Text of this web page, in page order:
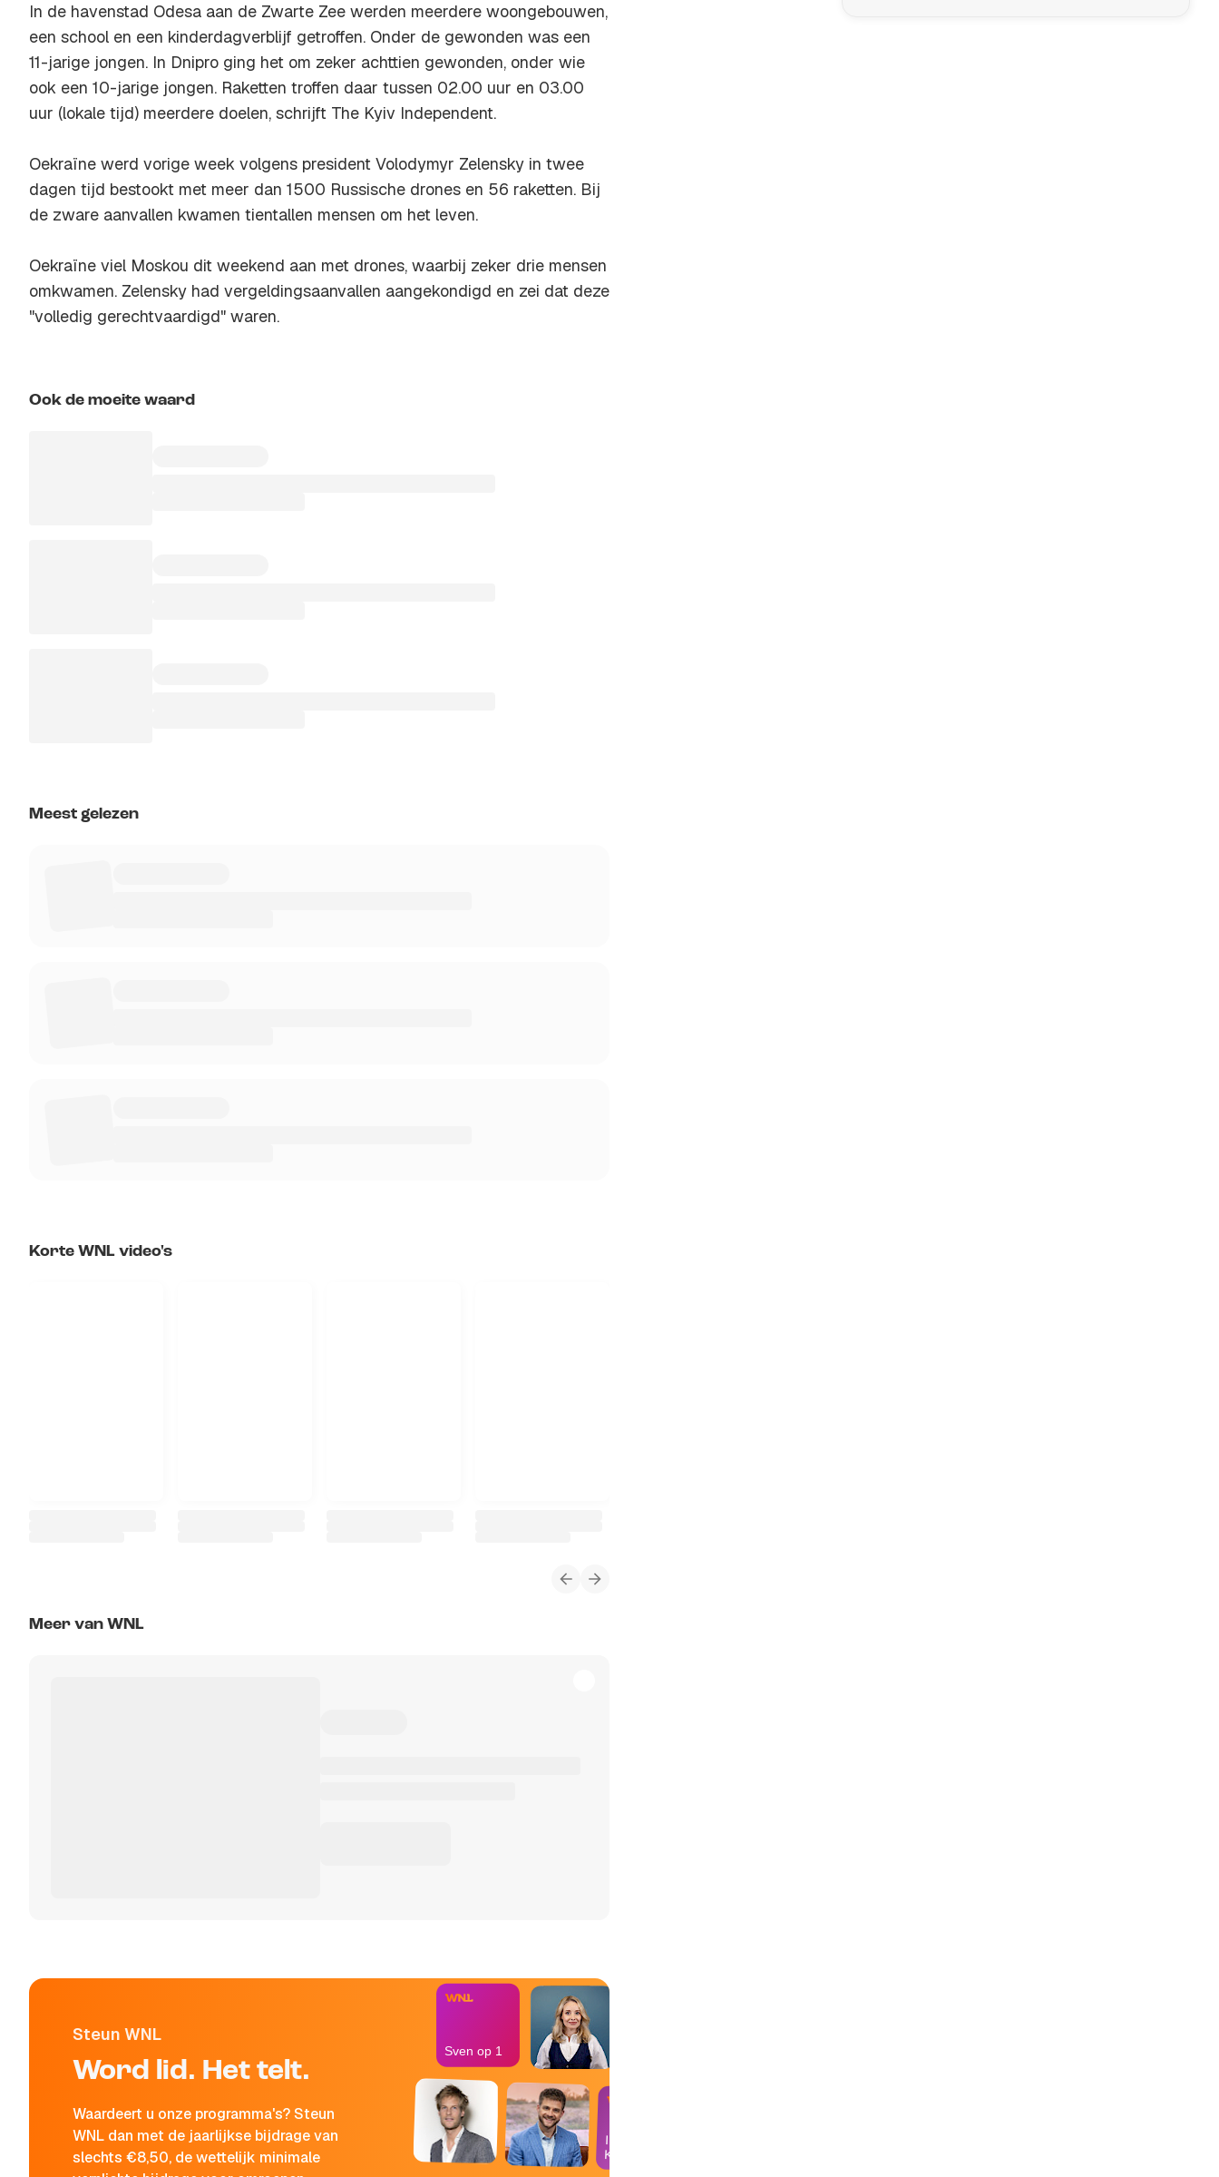
In de havenstad Odesa aan de Zwarte Zee werden meerdere woongebouwen,
een school en een kinderdagverblijf getroffen. Onder de gewonden was een
11-jarige jongen. In Dnipro ging het om zeker achttien gewonden, onder wie
ook een 10-jarige jongen. Raketten troffen daar tussen 02.00 uur en 03.00
uur (lokale tijd) meerdere doelen, schrijft The Kyiv Independent.
Oekraïne werd vorige week volgens president Volodymyr Zelensky in twee
dagen tijd bestookt met meer dan 1500 Russische drones en 56 raketten. Bij
de zware aanvallen kwamen tientallen mensen om het leven.
Oekraïne viel Moskou dit weekend aan met drones, waarbij zeker drie mensen
omkwamen. Zelensky had vergeldingsaanvallen aangekondigd en zei dat deze
"volledig gerechtvaardigd" waren.
Ook de moeite waard
Meest gelezen
Korte WNL video's
Meer van WNL
Steun WNL
Word lid. Het telt.
Waardeert u onze programma's? Steun
WNL dan met de jaarlijkse bijdrage van
slechts €8,50, de wettelijk minimale
In de
Kantine
Sven op 1